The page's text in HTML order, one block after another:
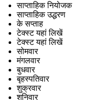
साप्ताहिक नियोजक
साप्ताहिक उद्धरण
के सप्ताह
टेक्स्ट यहां लिखें
टेक्स्ट यहां लिखें
सोमवार
मंगलवार
बुधवार
बृहस्पतिवार
शुक्रवार
शनिवार